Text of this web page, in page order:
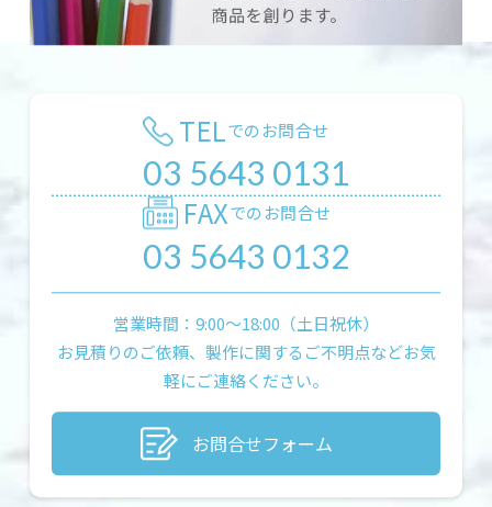
TELでのお問合せ
03 5643 0131
FAXでのお問合せ
03 5643 0132
営業時間：9:00〜18:00（土日祝休）
お見積りのご依頼、製作に関するご不明点などお気
軽にご連絡ください。
お問合せフォーム